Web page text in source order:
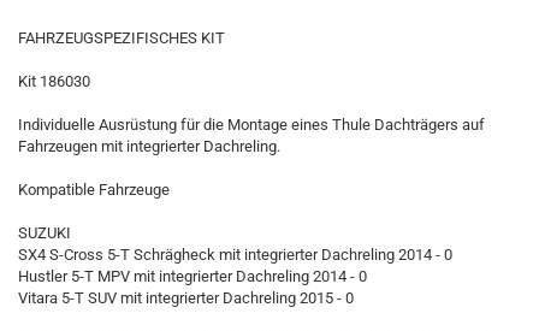
FAHRZEUGSPEZIFISCHES KIT
Kit 186030
Individuelle Ausrüstung für die Montage eines Thule Dachträgers auf
Fahrzeugen mit integrierter Dachreling.
Kompatible Fahrzeuge
SUZUKI
SX4 S-Cross 5-T Schrägheck mit integrierter Dachreling 2014 - 0
Hustler 5-T MPV mit integrierter Dachreling 2014 - 0
Vitara 5-T SUV mit integrierter Dachreling 2015 - 0